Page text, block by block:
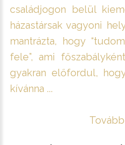
családjogon belül
házastársak vagyoni
mantrázta, hogy
fele”, ami
gyakran előfordul,
kívánna ...
Tovább